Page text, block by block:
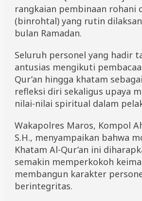
t
a
s
s
o
n
e
l
d
u
l
a
n
R
a
rangkaian pembinaan rohani
(binrohtal) yang rutin
bulan Ramadan.
Seluruh personel yang hadir
antusias mengikuti
Qur’an hingga khatam
refleksi diri sekaligus upaya
nilai-nilai spiritual dalam
Wakapolres Maros, Kompol
S.H., menyampaikan bahwa
Khatam Al-Qur’an ini
semakin memperkokoh
membangun karakter
berintegritas.